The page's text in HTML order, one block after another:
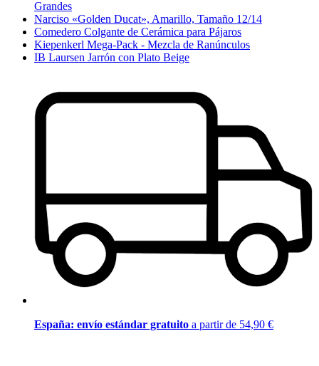
Grandes
Narciso «Golden Ducat», Amarillo, Tamaño 12/14
Comedero Colgante de Cerámica para Pájaros
Kiepenkerl Mega-Pack - Mezcla de Ranúnculos
IB Laursen Jarrón con Plato Beige
España: envío estándar gratuito a partir de 54,90 €